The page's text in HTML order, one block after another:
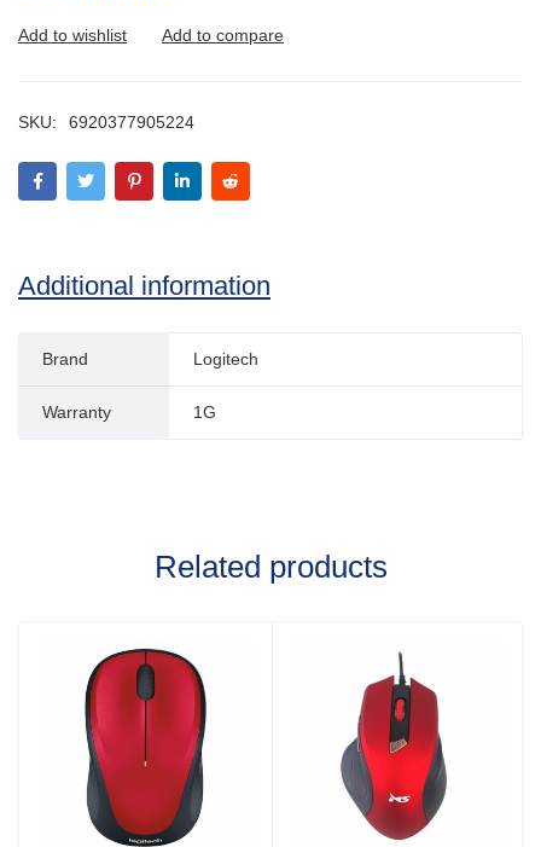
SKU: 6920377905224
Additional information
Brand Logitech
Warranty 1G
Related products